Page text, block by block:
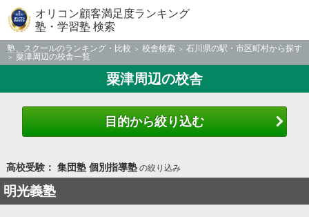
オリコン顧客満足度ランキング
塾・学習塾 検索
塾、スクールのランキング・比較 校舎検索
石川県の駅・市区町村から探す
粟津周辺の校舎一覧
粟津周辺の校舎
目的から絞り込む
高校受験： 集団塾 個別指導塾の絞り込み
明光義塾